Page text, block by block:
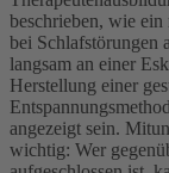
beschrieben, wie
bei Schlafstörungen
langsam an einer
Herstellung einer
angezeigt sein.
wichtig: Wer